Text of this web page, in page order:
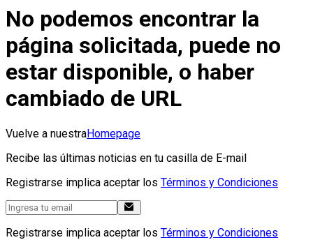
No podemos encontrar la
página solicitada, puede no
estar disponible, o haber
cambiado de URL
Vuelve a nuestraHomepage
Recibe las últimas noticias en tu casilla de E-mail
Registrarse implica aceptar los Términos y Condiciones
Registrarse implica aceptar los Términos y Condiciones